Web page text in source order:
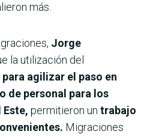
más.
Jorge
la utilización del
agilizar el paso en
de personal para los
permitieron un trabajo
Migraciones